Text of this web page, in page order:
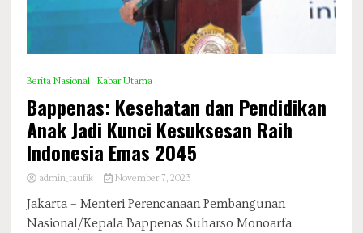
Berita Nasional Kabar Utama
Bappenas: Kesehatan dan Pendidikan
Anak Jadi Kunci Kesuksesan Raih
Indonesia Emas 2045
admin_taufik November 7, 2023
Jakarta – Menteri Perencanaan Pembangunan
Nasional/Kepala Bappenas Suharso Monoarfa